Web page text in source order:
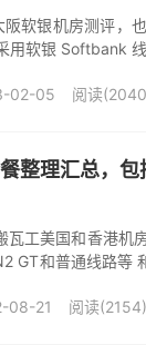
软银机房测评，
用软银 Softbank
02-05 阅读
整理汇总，
瓦工美国和香港机
GT和普通线路等
08-21 阅读(2154)